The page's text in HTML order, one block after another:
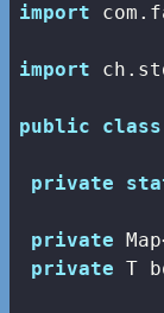
import
import
public class
private
private
private T